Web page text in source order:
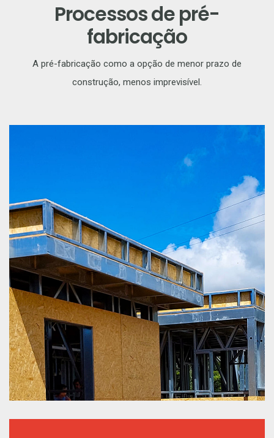
Processos de pré-
fabricação
A pré-fabricação como a opção de menor prazo de
construção, menos imprevisível.